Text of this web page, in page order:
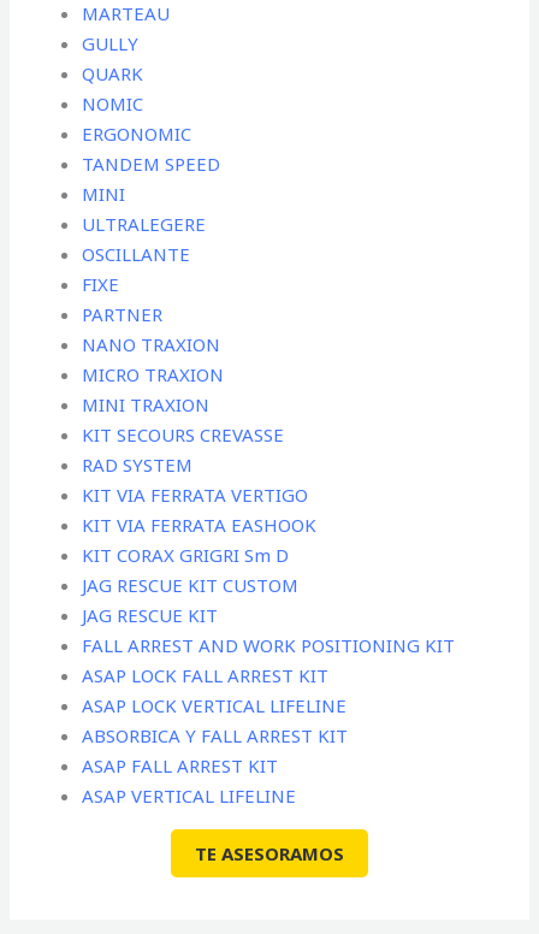
MARTEAU
GULLY
QUARK
NOMIC
ERGONOMIC
TANDEM SPEED
MINI
ULTRALEGERE
OSCILLANTE
FIXE
PARTNER
NANO TRAXION
MICRO TRAXION
MINI TRAXION
KIT SECOURS CREVASSE
RAD SYSTEM
KIT VIA FERRATA VERTIGO
KIT VIA FERRATA EASHOOK
KIT CORAX GRIGRI Sm D
JAG RESCUE KIT CUSTOM
JAG RESCUE KIT
FALL ARREST AND WORK POSITIONING KIT
ASAP LOCK FALL ARREST KIT
ASAP LOCK VERTICAL LIFELINE
ABSORBICA Y FALL ARREST KIT
ASAP FALL ARREST KIT
ASAP VERTICAL LIFELINE
TE ASESORAMOS